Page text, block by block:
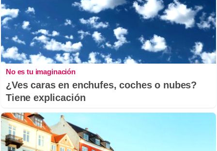
No es tu imaginación
¿Ves caras en enchufes, coches o nubes?
Tiene explicación